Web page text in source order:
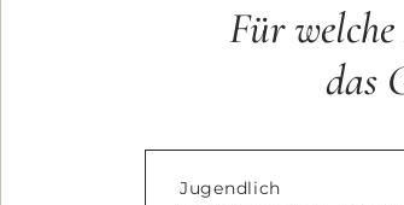
Für welche
das
Jugendlich